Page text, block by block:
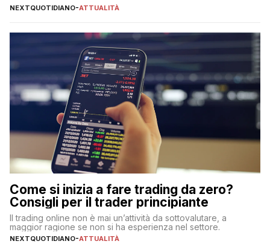
NEXTQUOTIDIANO-ATTUALITÀ
Come si inizia a fare trading da zero?
Consigli per il trader principiante
Il trading online non è mai un’attività da sottovalutare, a
maggior ragione se non si ha esperienza nel settore.
NEXTQUOTIDIANO-ATTUALITÀ